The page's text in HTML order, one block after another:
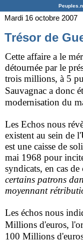
Mardi 16 octobre 2007
Trésor de
Cette affaire a le
détournée par le
trois millions, à 5
Sauvagnac a donc
modernisation du
Les Echos nous
existent au sein de
est une caisse de
mai 1968 pour
syndicats, en cas
certains patrons
moyennant
Les échos nous
Millions d'euros,
100 Millions